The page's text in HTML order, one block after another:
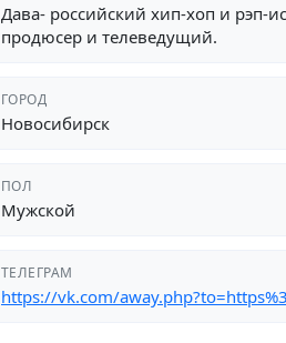
Дава- российский хип-хоп и рэп-
продюсер и телеведущий.
ГОРОД
Новосибирск
ПОЛ
Мужской
ТЕЛЕГРАМ
https://vk.com/